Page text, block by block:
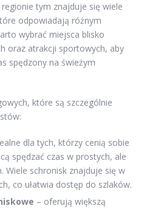
tym znajduje się wiele
odpowiadają różnym
wybrać miejsca blisko
oraz atrakcji sportowych, aby
spędzony na świeżym
które są szczególnie
dla tych, którzy cenią sobie
spędzać czas w prostych, ale
Wiele schronisk znajduje się w
co ułatwia dostęp do szlaków.
– oferują większą